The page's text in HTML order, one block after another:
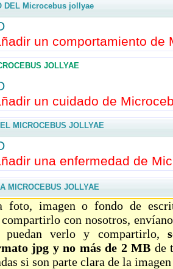
DEL Microcebus jollyae
un comportamiento de
JOLLYAE
un cuidado de
MICROCEBUS JOLLYAE
una enfermedad de
MICROCEBUS JOLLYAE
foto, imagen o fondo de
compartirlo con nosotros,
puedan verlo y compartirlo,
jpg y no más de 2 MB de
si son parte clara de la